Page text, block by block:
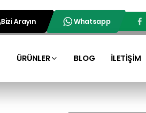
Bizi Arayın Whatsapp
ÜRÜNLER BLOG İLETİŞİM